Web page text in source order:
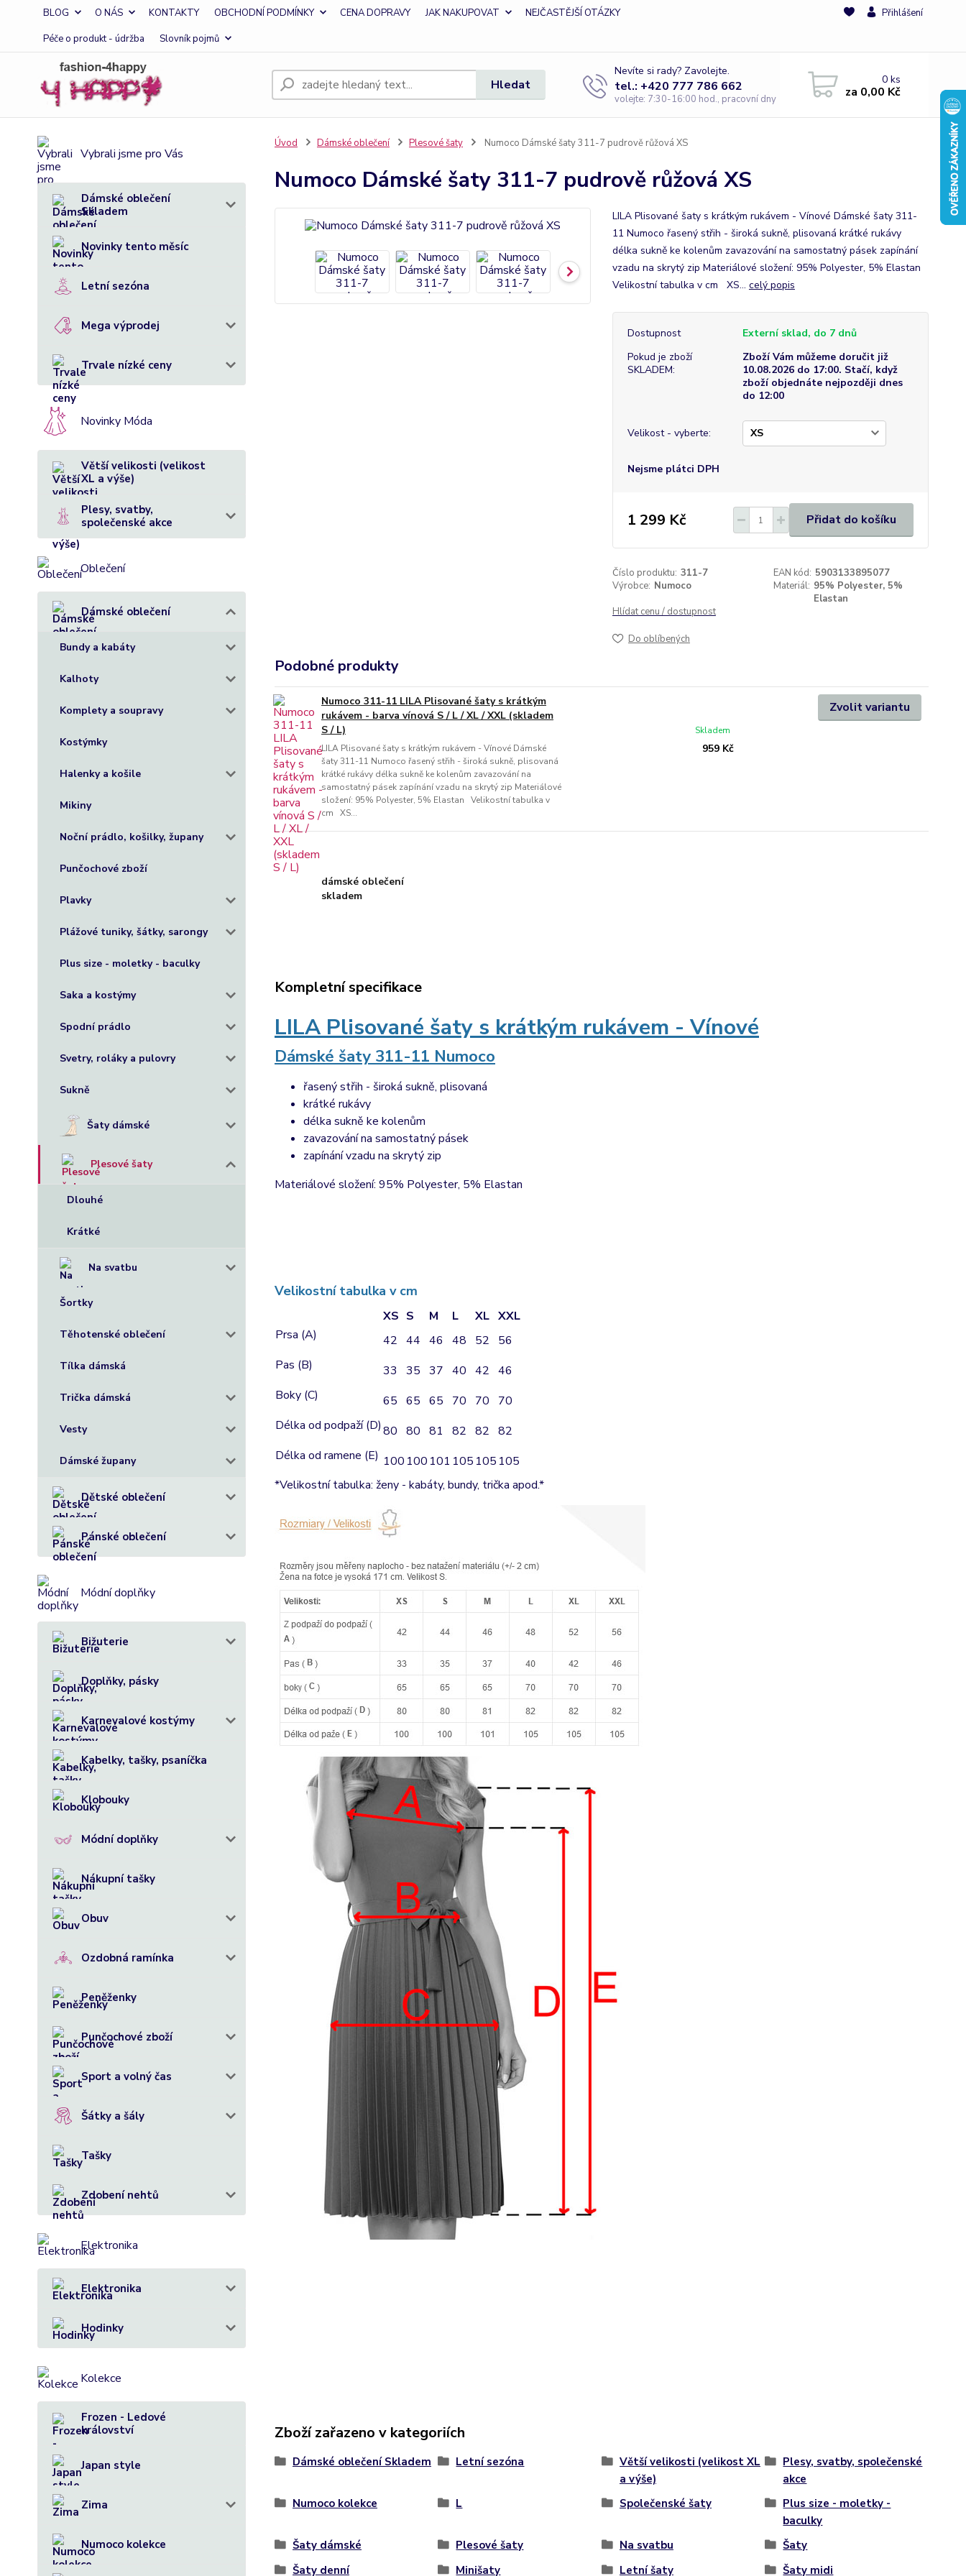
BLOG O NÁS KONTAKTY OBCHODNÍ PODMÍNKY CENA DOPRAVY JAK NAKUPOVAT
NEJČASTĚJŠÍ OTÁZKY
Péče o produkt - údržba
Slovník pojmů
Přihlášení
Hledat
Nevíte si rady? Zavolejte.
tel.: +420 777 786 662
volejte: 7:30-16:00 hod., pracovní dny
0ks
za 0,00 Kč
Vybrali jsme pro Vás
Dámské oblečení
Skladem
Novinky tento měsíc
Letní sezóna
Mega výprodej
Trvale nízké ceny
Novinky Móda
Větší velikosti (velikost
XL a výše)
Plesy, svatby,
společenské akce
Oblečení
Dámské oblečení
Bundy a kabáty
Kalhoty
Komplety a soupravy
Kostýmky
Halenky a košile
Mikiny
Noční prádlo, košilky, župany
Punčochové zboží
Plavky
Plážové tuniky, šátky, sarongy
Plus size - moletky - baculky
Saka a kostýmy
Spodní prádlo
Svetry, roláky a pulovry
Sukně
Šaty dámské
Plesové šaty
Dlouhé
Krátké
Na svatbu
Šortky
Těhotenské oblečení
Tílka dámská
Trička dámská
Vesty
Dámské župany
Dětské oblečení
Pánské oblečení
Módní doplňky
Bižuterie
Doplňky, pásky
Karnevalové kostýmy
Kabelky, tašky, psaníčka
Klobouky
Módní doplňky
Nákupní tašky
Obuv
Ozdobná ramínka
Peněženky
Punčochové zboží
Sport a volný čas
Šátky a šály
Tašky
Zdobení nehtů
Elektronika
Elektronika
Hodinky
Kolekce
Frozen - Ledové
království
Japan style
Zima
Numoco kolekce
Úvod Dámské oblečení Plesové šaty Numoco Dámské šaty 311-7 pudrově růžová XS
Numoco Dámské šaty 311-7 pudrově růžová XS
LILA Plisované šaty s krátkým rukávem - Vínové Dámské šaty 311-
11 Numoco řasený střih - široká sukně, plisovaná krátké rukávy
délka sukně ke kolenům zavazování na samostatný pásek zapínání
vzadu na skrytý zip Materiálové složení: 95% Polyester, 5% Elastan
Velikostní tabulka v cm XS... celý popis
Dostupnost
Externí sklad, do 7 dnů
Pokud je zboží
SKLADEM:
Zboží Vám můžeme doručit již
10.08.2026 do 17:00. Stačí, když
zboží objednáte nejpozději dnes
do 12:00
Velikost - vyberte:
Nejsme plátci DPH
1 299 Kč Přidat do košíku
Číslo produktu: 311-7 EAN kód: 5903133895077
Výrobce: Numoco Materiál: 95% Polyester, 5%
Elastan
Hlídat cenu / dostupnost
Do oblíbených
Podobné produkty
Numoco 311-11 LILA Plisované šaty s krátkým
rukávem - barva vínová S / L / XL / XXL (skladem
S / L)
LILA Plisované šaty s krátkým rukávem - Vínové Dámské
šaty 311-11 Numoco řasený střih - široká sukně, plisovaná
krátké rukávy délka sukně ke kolenům zavazování na
samostatný pásek zapínání vzadu na skrytý zip Materiálové
složení: 95% Polyester, 5% Elastan Velikostní tabulka v
cm XS...
959 Kč
Skladem
Zvolit variantu
dámské oblečení
skladem
Kompletní specifikace
LILA Plisované šaty s krátkým rukávem - Vínové
Dámské šaty 311-11 Numoco
řasený střih - široká sukně, plisovaná
krátké rukávy
délka sukně ke kolenům
zavazování na samostatný pásek
zapínání vzadu na skrytý zip
Materiálové složení: 95% Polyester, 5% Elastan
Velikostní tabulka v cm
XS S M L XL XXL
Prsa (A)
42 44 46 48 52
56
Pas (B)
33 35 37 40 42 46
Boky (C)
65 65 65 70 70
70
Délka od podpaží (D)80 80 81 82 82 82
Délka od ramene (E) 100 100 101 105 105 105
*Velikostní tabulka: ženy - kabáty, bundy, trička apod.*
Zboží zařazeno v kategoriích
Dámské oblečení Skladem Letní sezóna
Větší velikosti (velikost XL
a výše)
Plesy, svatby, společenské
akce
Numoco kolekce
L Společenské šaty
Plus size - moletky -
baculky
Šaty dámské
Plesové šaty Na svatbu
Šaty
Šaty denní
Minišaty Letní šaty Šaty midi